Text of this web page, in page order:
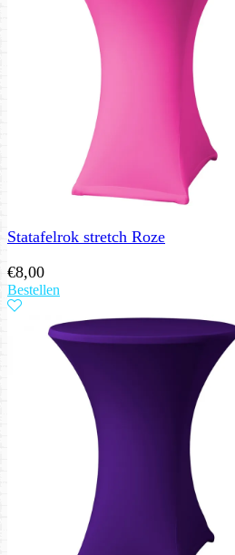
Statafelrok stretch Roze
€8,00
Bestellen